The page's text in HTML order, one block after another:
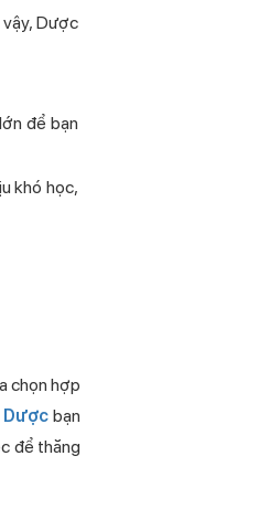
Dược
để bạn
khó học,
chọn hợp
Dược bạn
để thăng